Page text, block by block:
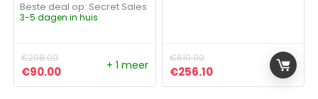
Beste deal op:
Secret Sales
3-5 dagen in huis
€298.00
Oorspronkelijke prijs was: €298.00.
€90.00Huidige prijs is: €90.00.
+ 1 meer
€610.00
Oorspronkelijke prijs was:
€256.10Huidige prijs is: